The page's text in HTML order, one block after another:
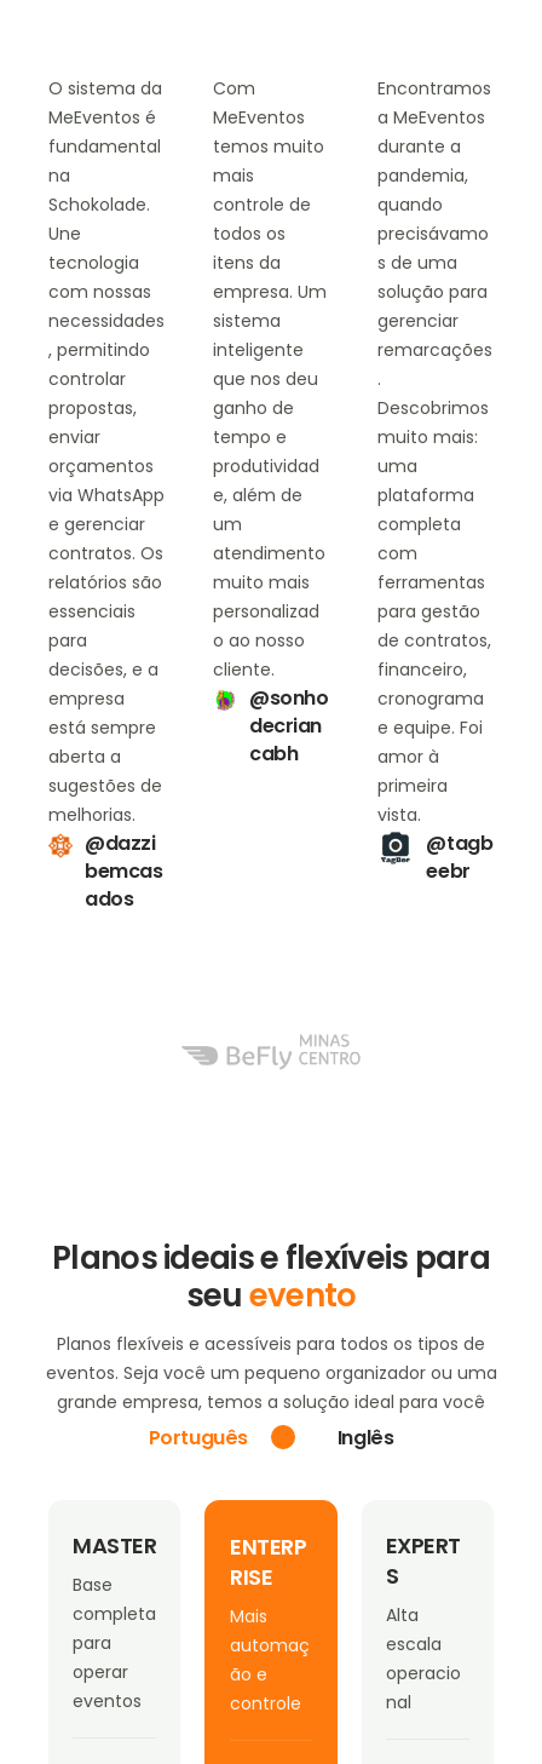
O sistema da
MeEventos é
fundamental
na
Schokolade.
Une
tecnologia
com nossas
necessidades
, permitindo
controlar
propostas,
enviar
orçamentos
via WhatsApp
e gerenciar
contratos. Os
relatórios são
essenciais
para
decisões, e a
empresa
está sempre
aberta a
sugestões de
melhorias.
@dazzi
bemcas
ados
Com
MeEventos
temos muito
mais
controle de
todos os
itens da
empresa. Um
sistema
inteligente
que nos deu
ganho de
tempo e
produtividad
e, além de
um
atendimento
muito mais
personalizad
o ao nosso
cliente.
@sonho
decrian
cabh
Encontramos
a MeEventos
durante a
pandemia,
quando
precisávamo
s de uma
solução para
gerenciar
remarcações
.
Descobrimos
muito mais:
uma
plataforma
completa
com
ferramentas
para gestão
de contratos,
financeiro,
cronograma
e equipe. Foi
amor à
primeira
vista.
@tagb
eebr
Planos ideais e flexíveis para
seuevento
Planos flexíveis e acessíveis para todos os tipos de
eventos. Seja você um pequeno organizador ou uma
grande empresa, temos a solução ideal para você
Português Inglês
MASTER
Base
completa
para
operar
eventos
ENTERP
RISE
Mais
automaç
ão e
controle
EXPERT
S
Alta
escala
operacio
nal